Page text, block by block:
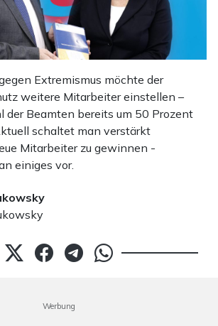
Extremismus möchte der
weitere Mitarbeiter einstellen –
der Beamten bereits um 50 Prozent
schaltet man verstärkt
Mitarbeiter zu gewinnen -
einiges vor.
Werbung